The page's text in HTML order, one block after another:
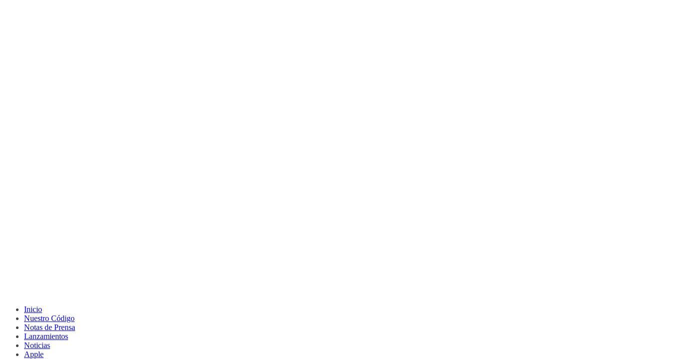
Inicio
Nuestro Código
Notas de Prensa
Lanzamientos
Noticias
Apple